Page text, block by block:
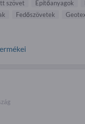
szövet Építőanyagok
Fedőszövetek